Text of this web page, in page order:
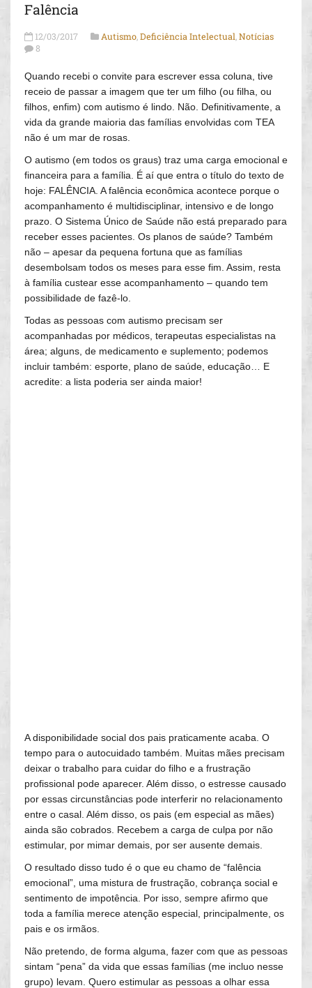
Falência
12/03/2017 Autismo Deficiência Intelectual Notícias
8
Quando recebi o convite para escrever essa coluna, tive
receio de passar a imagem que ter um filho (ou filha, ou
filhos, enfim) com autismo é lindo. Não. Definitivamente, a
vida da grande maioria das famílias envolvidas com TEA
não é um mar de rosas.
O autismo (em todos os graus) traz uma carga emocional e
financeira para a família. É aí que entra o título do texto de
hoje: FALÊNCIA. A falência econômica acontece porque o
acompanhamento é multidisciplinar, intensivo e de longo
prazo. O Sistema Único de Saúde não está preparado para
receber esses pacientes. Os planos de saúde? Também
não – apesar da pequena fortuna que as famílias
desembolsam todos os meses para esse fim. Assim, resta
à família custear esse acompanhamento – quando tem
possibilidade de fazê-lo.
Todas as pessoas com autismo precisam ser
acompanhadas por médicos, terapeutas especialistas na
área; alguns, de medicamento e suplemento; podemos
incluir também: esporte, plano de saúde, educação… E
acredite: a lista poderia ser ainda maior!
A disponibilidade social dos pais praticamente acaba. O
tempo para o autocuidado também. Muitas mães precisam
deixar o trabalho para cuidar do filho e a frustração
profissional pode aparecer. Além disso, o estresse causado
por essas circunstâncias pode interferir no relacionamento
entre o casal. Além disso, os pais (em especial as mães)
ainda são cobrados. Recebem a carga de culpa por não
estimular, por mimar demais, por ser ausente demais.
O resultado disso tudo é o que eu chamo de “falência
emocional”, uma mistura de frustração, cobrança social e
sentimento de impotência. Por isso, sempre afirmo que
toda a família merece atenção especial, principalmente, os
pais e os irmãos.
Não pretendo, de forma alguma, fazer com que as pessoas
sintam “pena” da vida que essas famílias (me incluo nesse
grupo) levam. Quero estimular as pessoas a olhar essa